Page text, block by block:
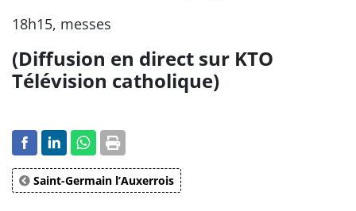
18h15, messes
(Diffusion en direct sur KTO
Télévision catholique)
Saint-Germain l’Auxerrois